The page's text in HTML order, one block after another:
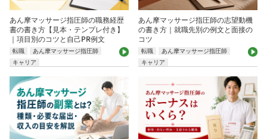
あん摩マッサージ指圧師の職務経歴
書の書き方【見本・テンプレ付き】
｜項目別のコツと自己PR例文
転職
あん摩マッサージ指圧師
キャリア
あん摩マッサージ指圧師の志望動機
の書き方｜就職先別の例文と面接の
コツ
転職
あん摩マッサージ指圧師
キャリア